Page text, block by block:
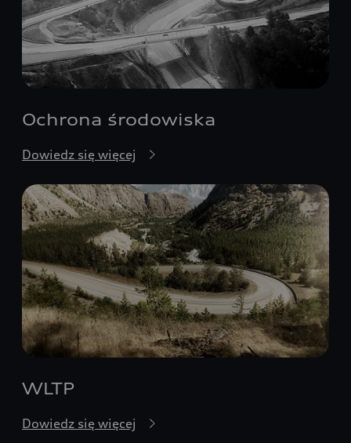
Ochrona środowiska
Dowiedz się więcej
WLTP
Dowiedz się więcej